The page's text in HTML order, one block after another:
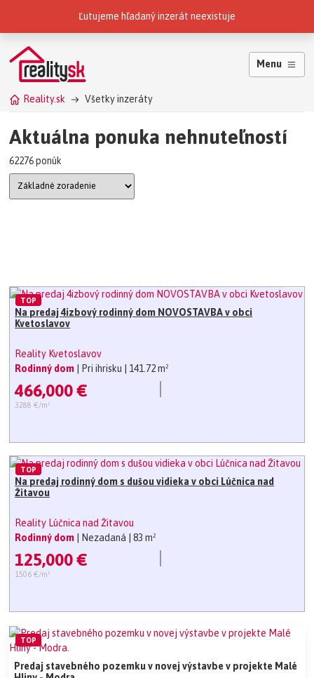
Reality.sk patria do skupiny
Menu
Reality.sk Všetky inzeráty
Aktuálna ponuka nehnuteľností
62276 ponúk
Na predaj 4izbový rodinný dom NOVOSTAVBA v obci
Kvetoslavov
Reality Kvetoslavov
Rodinný dom
| Pri ihrisku | 141.72 m²
466,000 €
3288 €/m²
TOP
Na predaj rodinný dom s dušou vidieka v obci Lúčnica nad
Žitavou
Reality Lúčnica nad Žitavou
Rodinný dom
| Nezadaná | 83 m²
125,000 €
1506 €/m²
TOP
Predaj stavebného pozemku v novej výstavbe v projekte Malé
TOP
Ľutujeme hľadaný inzerát neexistuje